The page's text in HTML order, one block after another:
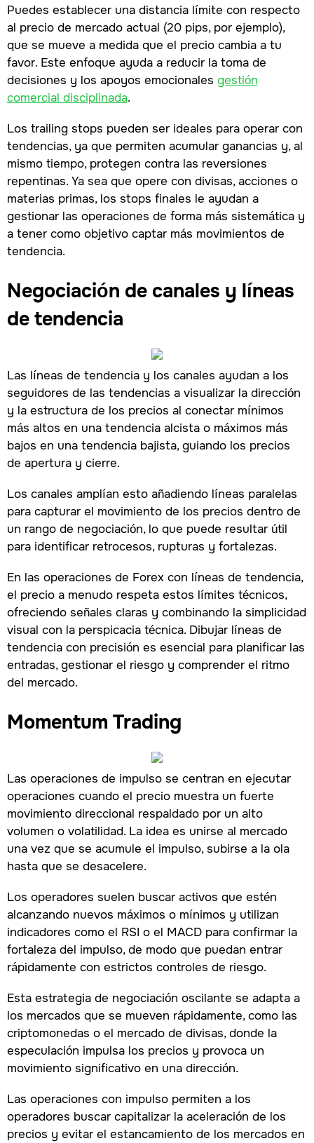
Puedes establecer una distancia límite con respecto
al precio de mercado actual (20 pips, por ejemplo),
que se mueve a medida que el precio cambia a tu
favor. Este enfoque ayuda a reducir la toma de
decisiones y los apoyos emocionales gestión
comercial disciplinada.
Los trailing stops pueden ser ideales para operar con
tendencias, ya que permiten acumular ganancias y, al
mismo tiempo, protegen contra las reversiones
repentinas. Ya sea que opere con divisas, acciones o
materias primas, los stops finales le ayudan a
gestionar las operaciones de forma más sistemática y
a tener como objetivo captar más movimientos de
tendencia.
Negociación de canales y líneas
de tendencia
Las líneas de tendencia y los canales ayudan a los
seguidores de las tendencias a visualizar la dirección
y la estructura de los precios al conectar mínimos
más altos en una tendencia alcista o máximos más
bajos en una tendencia bajista, guiando los precios
de apertura y cierre.
Los canales amplían esto añadiendo líneas paralelas
para capturar el movimiento de los precios dentro de
un rango de negociación, lo que puede resultar útil
para identificar retrocesos, rupturas y fortalezas.
En las operaciones de Forex con líneas de tendencia,
el precio a menudo respeta estos límites técnicos,
ofreciendo señales claras y combinando la simplicidad
visual con la perspicacia técnica. Dibujar líneas de
tendencia con precisión es esencial para planificar las
entradas, gestionar el riesgo y comprender el ritmo
del mercado.
Momentum Trading
Las operaciones de impulso se centran en ejecutar
operaciones cuando el precio muestra un fuerte
movimiento direccional respaldado por un alto
volumen o volatilidad. La idea es unirse al mercado
una vez que se acumule el impulso, subirse a la ola
hasta que se desacelere.
Los operadores suelen buscar activos que estén
alcanzando nuevos máximos o mínimos y utilizan
indicadores como el RSI o el MACD para confirmar la
fortaleza del impulso, de modo que puedan entrar
rápidamente con estrictos controles de riesgo.
Esta estrategia de negociación oscilante se adapta a
los mercados que se mueven rápidamente, como las
criptomonedas o el mercado de divisas, donde la
especulación impulsa los precios y provoca un
movimiento significativo en una dirección.
Las operaciones con impulso permiten a los
operadores buscar capitalizar la aceleración de los
precios y evitar el estancamiento de los mercados en